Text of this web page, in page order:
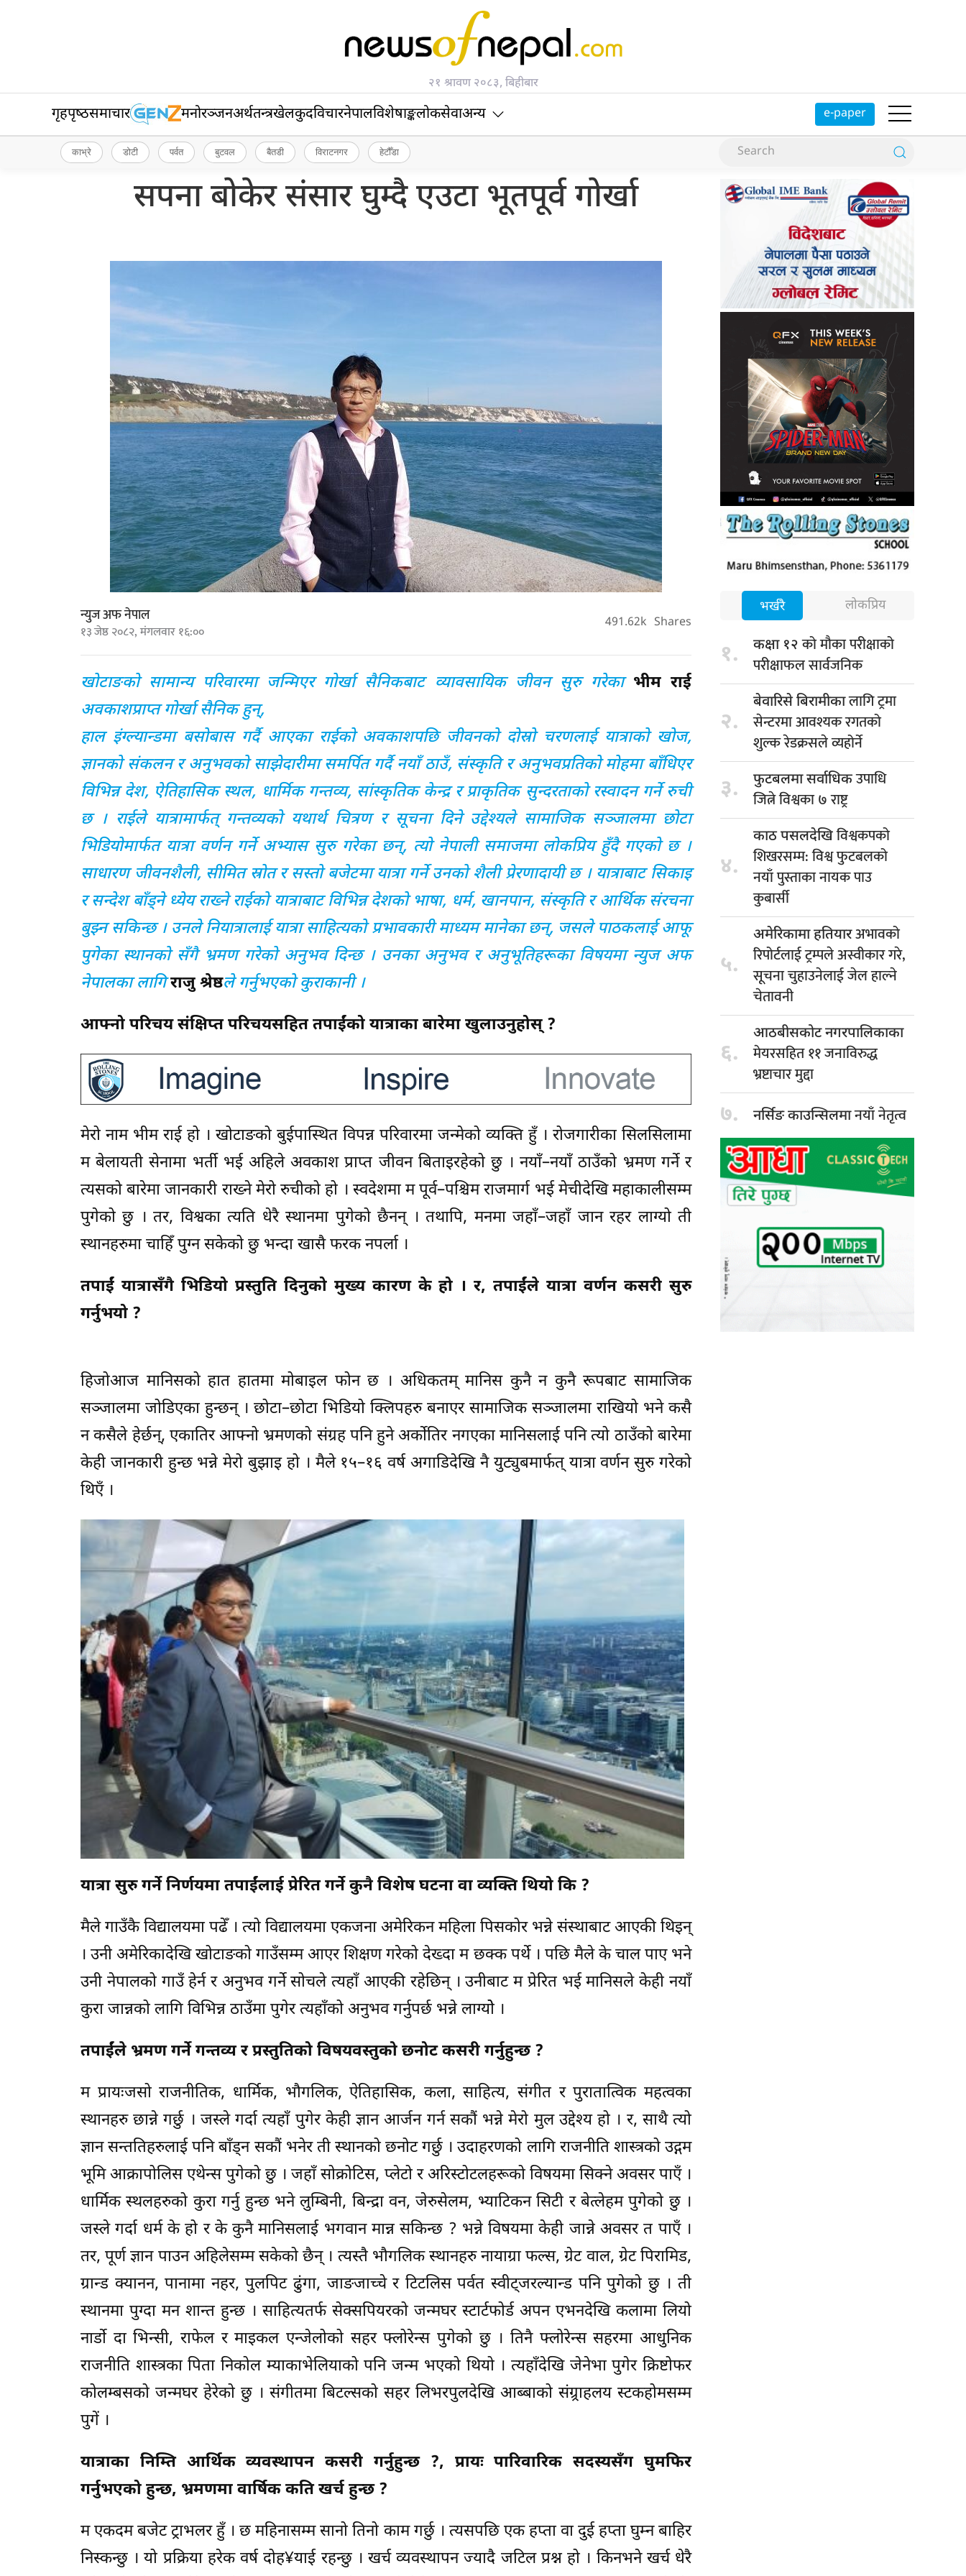
२१ श्रावण २०८३, बिहीबार
गृहपृष्‍ठसमाचार मनोरञ्जनअर्थतन्त्रखेलकुदविचारनेपालविशेषाङ्कलोकसेवाअन्य e-paper
काभ्रे डोटी पर्वत बुटवल बैतडी विराटनगर हेटौँडा
सपना बोकेर संसार घुम्दै एउटा भूतपूर्व गोर्खा
न्युज अफ नेपाल
१३ जेष्ठ २०८२, मंगलवार १६:०० 491.62k Shares
खोटाङको सामान्य परिवारमा जन्मिएर गोर्खा सैनिकबाट व्यावसायिक जीवन सुरु गरेका भीम राई
अवकाशप्राप्त गोर्खा सैनिक हुन्,
हाल इंग्ल्यान्डमा बसोबास गर्दै आएका राईको अवकाशपछि जीवनको दोस्रो चरणलाई यात्राको खोज,
ज्ञानको संकलन र अनुभवको साझेदारीमा समर्पित गर्दै नयाँ ठाउँ, संस्कृति र अनुभवप्रतिको मोहमा बाँधिएर
विभिन्न देश, ऐतिहासिक स्थल, धार्मिक गन्तव्य, सांस्कृतिक केन्द्र र प्राकृतिक सुन्दरताको रस्वादन गर्ने रुची
छ । राईले यात्रामार्फत् गन्तव्यको यथार्थ चित्रण र सूचना दिने उद्देश्यले सामाजिक सञ्जालमा छोटा
भिडियोमार्फत यात्रा वर्णन गर्ने अभ्यास सुरु गरेका छन्, त्यो नेपाली समाजमा लोकप्रिय हुँदै गएको छ ।
साधारण जीवनशैली, सीमित स्रोत र सस्तो बजेटमा यात्रा गर्ने उनको शैली प्रेरणादायी छ । यात्राबाट सिकाइ
र सन्देश बाँड्ने ध्येय राख्ने राईको यात्राबाट विभिन्न देशको भाषा, धर्म, खानपान, संस्कृति र आर्थिक संरचना
बुझ्न सकिन्छ । उनले नियात्रालाई यात्रा साहित्यको प्रभावकारी माध्यम मानेका छन्, जसले पाठकलाई आफू
पुगेका स्थानको सँगै भ्रमण गरेको अनुभव दिन्छ । उनका अनुभव र अनुभूतिहरूका विषयमा न्युज अफ
नेपालका लागिराजु श्रेष्ठले गर्नुभएको कुराकानी ।
आफ्नो परिचय संक्षिप्त परिचयसहित तपाईंको यात्राका बारेमा खुलाउनुहोस् ?
मेरो नाम भीम राई हो । खोटाङको बुईपास्थित विपन्न परिवारमा जन्मेको व्यक्ति हुँ । रोजगारीका सिलसिलामा
म बेलायती सेनामा भर्ती भई अहिले अवकाश प्राप्त जीवन बिताइरहेको छु । नयाँ–नयाँ ठाउँको भ्रमण गर्ने र
त्यसको बारेमा जानकारी राख्ने मेरो रुचीको हो । स्वदेशमा म पूर्व–पश्चिम राजमार्ग भई मेचीदेखि महाकालीसम्म
पुगेको छु । तर, विश्वका त्यति धेरै स्थानमा पुगेको छैनन् । तथापि, मनमा जहाँ–जहाँ जान रहर लाग्यो ती
स्थानहरुमा चाहिँ पुग्न सकेको छु भन्दा खासै फरक नपर्ला ।
तपाईं यात्रासँगै भिडियो प्रस्तुति दिनुको मुख्य कारण के हो । र, तपाईंले यात्रा वर्णन कसरी सुरु
गर्नुभयो ?
हिजोआज मानिसको हात हातमा मोबाइल फोन छ । अधिकतम् मानिस कुनै न कुनै रूपबाट सामाजिक
सञ्जालमा जोडिएका हुन्छन् । छोटा–छोटा भिडियो क्लिपहरु बनाएर सामाजिक सञ्जालमा राखियो भने कसै
न कसैले हेर्छन्, एकातिर आफ्नो भ्रमणको संग्रह पनि हुने अर्कोतिर नगएका मानिसलाई पनि त्यो ठाउँको बारेमा
केही जानकारी हुन्छ भन्ने मेरो बुझाइ हो । मैले १५–१६ वर्ष अगाडिदेखि नै युट्युबमार्फत् यात्रा वर्णन सुरु गरेको
थिएँ ।
यात्रा सुरु गर्ने निर्णयमा तपाईंलाई प्रेरित गर्ने कुनै विशेष घटना वा व्यक्ति थियो कि ?
मैले गाउँकै विद्यालयमा पढेँ । त्यो विद्यालयमा एकजना अमेरिकन महिला पिसकोर भन्ने संस्थाबाट आएकी थिइन्
। उनी अमेरिकादेखि खोटाङको गाउँसम्म आएर शिक्षण गरेको देख्दा म छक्क पर्थे । पछि मैले के चाल पाए भने
उनी नेपालको गाउँ हेर्न र अनुभव गर्ने सोचले त्यहाँ आएकी रहेछिन् । उनीबाट म प्रेरित भई मानिसले केही नयाँ
कुरा जान्नको लागि विभिन्न ठाउँमा पुगेर त्यहाँको अनुभव गर्नुपर्छ भन्ने लाग्योे ।
तपाईंले भ्रमण गर्ने गन्तव्य र प्रस्तुतिको विषयवस्तुको छनोट कसरी गर्नुहुन्छ ?
म प्रायःजसो राजनीतिक, धार्मिक, भौगलिक, ऐतिहासिक, कला, साहित्य, संगीत र पुरातात्विक महत्वका
स्थानहरु छान्ने गर्छु । जस्ले गर्दा त्यहाँ पुगेर केही ज्ञान आर्जन गर्न सकौं भन्ने मेरो मुल उद्देश्य हो । र, साथै त्यो
ज्ञान सन्ततिहरुलाई पनि बाँड्न सकौं भनेर ती स्थानको छनोट गर्छु । उदाहरणको लागि राजनीति शास्त्रको उद्गम
भूमि आक्रापोलिस एथेन्स पुगेको छु । जहाँ सोक्रोटिस, प्लेटो र अरिस्टोटलहरूको विषयमा सिक्ने अवसर पाएँ ।
धार्मिक स्थलहरुको कुरा गर्नु हुन्छ भने लुम्बिनी, बिन्द्रा वन, जेरुसेलम, भ्याटिकन सिटी र बेत्लेहम पुगेको छु ।
जस्ले गर्दा धर्म के हो र के कुनै मानिसलाई भगवान मान्न सकिन्छ ? भन्ने विषयमा केही जान्ने अवसर त पाएँ ।
तर, पूर्ण ज्ञान पाउन अहिलेसम्म सकेको छैन् । त्यस्तै भौगलिक स्थानहरु नायाग्रा फल्स, ग्रेट वाल, ग्रेट पिरामिड,
ग्रान्ड क्यानन, पानामा नहर, पुलपिट ढुंगा, जाङजाच्चे र टिटलिस पर्वत स्वीट्जरल्यान्ड पनि पुगेको छु । ती
स्थानमा पुग्दा मन शान्त हुन्छ । साहित्यतर्फ सेक्सपियरको जन्मघर स्टार्टफोर्ड अपन एभनदेखि कलामा लियो
नार्डो दा भिन्सी, राफेल र माइकल एन्जेलोको सहर फ्लोरेन्स पुगेको छु । तिनै फ्लोरेन्स सहरमा आधुनिक
राजनीति शास्त्रका पिता निकोल म्याकाभेलियाको पनि जन्म भएको थियो । त्यहाँदेखि जेनेभा पुगेर क्रिष्टोफर
कोलम्बसको जन्मघर हेरेको छु । संगीतमा बिटल्सको सहर लिभरपुलदेखि आब्बाको संग्र्राहलय स्टकहोमसम्म
पुगें ।
यात्राका निम्ति आर्थिक व्यवस्थापन कसरी गर्नुहुन्छ ?, प्रायः पारिवारिक सदस्यसँग घुमफिर
गर्नुभएको हुन्छ, भ्रमणमा वार्षिक कति खर्च हुन्छ ?
म एकदम बजेट ट्राभलर हुँ । छ महिनासम्म सानो तिनो काम गर्छु । त्यसपछि एक हप्ता वा दुई हप्ता घुम्न बाहिर
निस्कन्छु । यो प्रक्रिया हरेक वर्ष दोह¥याई रहन्छु । खर्च व्यवस्थापन ज्यादै जटिल प्रश्न हो । किनभने खर्च धेरै
भर्खरै लोकप्रिय
१. कक्षा १२को मौका परीक्षाको
परीक्षाफल सार्वजनिक
२.
बेवारिसे बिरामीकालागि ट्रमा
सेन्टरमा आवश्यक रगतको
शुल्क रेडक्रसले व्यहोर्ने
३. फुटबलमा सर्वाधिकउपाधि
जित्ने विश्वका ७ राष्ट्र
४.
काठ पसलदेखिविश्वकपको
शिखरसम्म: विश्व फुटबलको
नयाँ पुस्ताका नायक पाउ
कुबार्सी
५.
अमेरिकामा हतियारअभावको
रिपोर्टलाई ट्रम्पले अस्वीकार गरे,
सूचना चुहाउनेलाई जेल हाल्ने
चेतावनी
६.
आठबीसकोट नगरपालिकाका
मेयरसहित ११ जनाविरुद्ध
भ्रष्टाचार मुद्दा
७. नर्सिङ काउन्सिलमानयाँ नेतृत्व